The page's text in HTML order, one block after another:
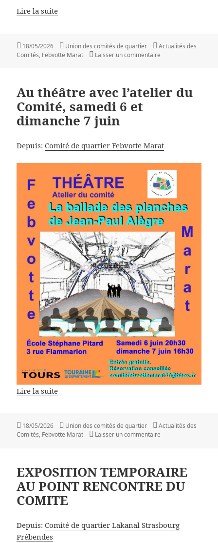
Lire la suite
Publié
le
18/05/2026 Auteur
Union des comités de quartier Catégories
Actualités des
Comités, Febvotte Marat Laisser un commentaire
Au théâtre avec l’atelier du
Comité, samedi 6 et
dimanche 7 juin
Depuis: Comité de quartier Febvotte Marat
Lire la suite
Publié
le
18/05/2026 Auteur
Union des comités de quartier Catégories
Actualités des
Comités, Febvotte Marat Laisser un commentaire
EXPOSITION TEMPORAIRE
AU POINT RENCONTRE DU
COMITE
Depuis: Comité de quartier Lakanal Strasbourg
Prébendes